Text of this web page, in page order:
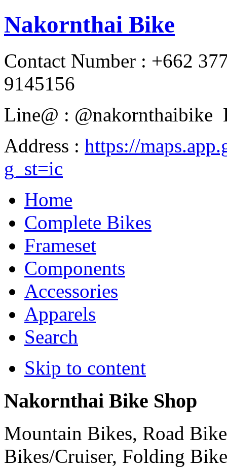
Nakornthai Bike
Contact Number : +662
9145156
Line@ :
Address : https://
g_st=ic
Home
Complete Bikes
Frameset
Components
Accessories
Apparels
Search
Skip to content
Nakornthai Bike Shop
Mountain Bikes, Road
Bikes/Cruiser, Folding